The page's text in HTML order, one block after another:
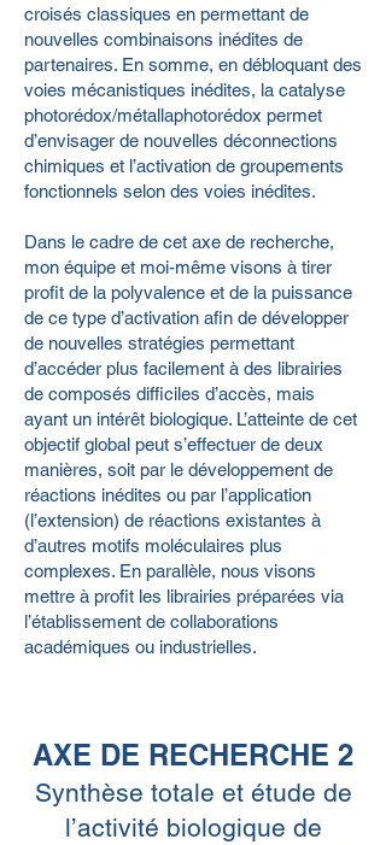
croisés classiques en permettant de
nouvelles combinaisons inédites de
partenaires. En somme, en débloquant des
voies mécanistiques inédites, la catalyse
photorédox/métallaphotorédox permet
d’envisager de nouvelles déconnections
chimiques et l’activation de groupements
fonctionnels selon des voies inédites.
Dans le cadre de cet axe de recherche,
mon équipe et moi-même visons à tirer
profit de la polyvalence et de la puissance
de ce type d’activation afin de développer
de nouvelles stratégies permettant
d’accéder plus facilement à des librairies
de composés difficiles d’accès, mais
ayant un intérêt biologique. L’atteinte de cet
objectif global peut s’effectuer de deux
manières, soit par le développement de
réactions inédites ou par l’application
(l’extension) de réactions existantes à
d’autres motifs moléculaires plus
complexes. En parallèle, nous visons
mettre à profit les librairies préparées via
l’établissement de collaborations
académiques ou industrielles.
AXE DE RECHERCHE 2
Synthèse totale et étude de
l’activité biologique de